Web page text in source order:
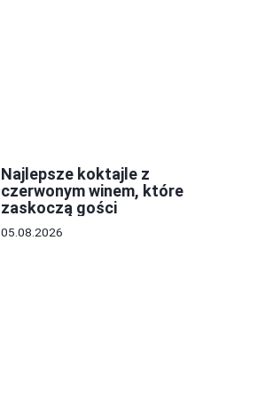
Najlepsze koktajle z
czerwonym winem, które
zaskoczą gości
05.08.2026